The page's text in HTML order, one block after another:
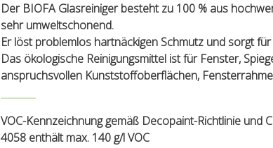
Der BIOFA Glasreiniger besteht zu 100 % aus
sehr umweltschonend.
Er löst problemlos hartnäckigen Schmutz und sorgt
Das ökologische Reinigungsmittel ist für Fenster,
anspruchsvollen Kunststoffoberflächen,
VOC-Kennzeichnung gemäß Decopaint-Richtlinie und
4058 enthält max. 140 g/l VOC